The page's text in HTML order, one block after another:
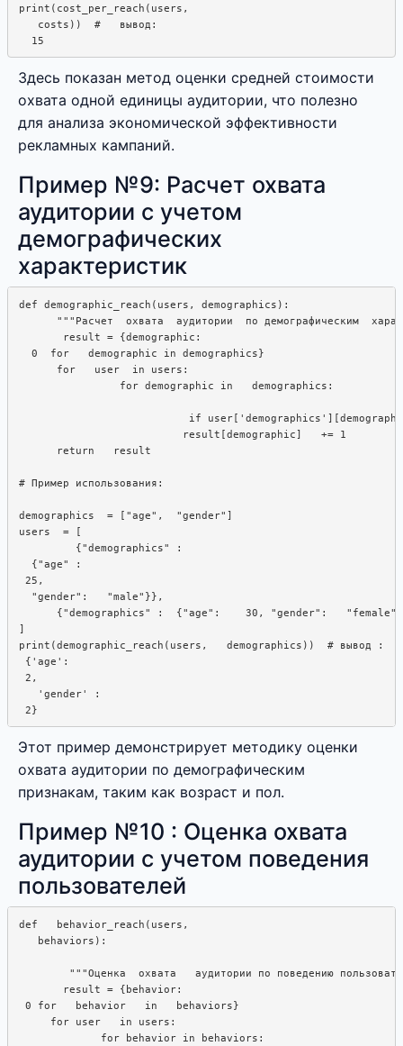
print(cost_per_reach(users,
   costs))  #   вывод:
Здесь показан метод оценки средней стоимости
охвата одной единицы аудитории, что полезно
для анализа экономической эффективности
рекламных кампаний.
Пример №9: Расчет охвата
аудитории с учетом
демографических
характеристик
def demographic_reach(users, demographics):
"""Расчет  охвата  аудитории  по демографическим
       result = {demographic:
  0  for   demographic in demographics}
      for   user  in users:
                for demographic in   demographics:
if
                          result[demographic]   += 1
      return   result
# Пример использования:
demographics  = ["age",  "gender"]
users  = [
         {"demographics" :
  {"age" :
25,
  "gender":   "male"}},
{"demographics" :  {"age":    30, "gender":
]
print(demographic_reach(users,   demographics))  # вывод :
{'age':
2,
   'gender' :
Этот пример демонстрирует методику оценки
охвата аудитории по демографическим
признакам, таким как возраст и пол.
Пример №10 : Оценка охвата
аудитории с учетом поведения
пользователей
def   behavior_reach(users,
   behaviors):
"""Оценка  охвата   аудитории по поведению
       result = {behavior:
0 for   behavior   in   behaviors}
     for user   in users:
             for behavior in behaviors: